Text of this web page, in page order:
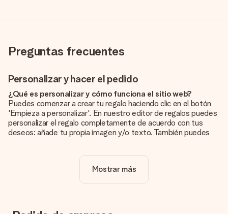
Preguntas frecuentes
Personalizar y hacer el pedido
¿Qué es personalizar y cómo funciona el sitio web?
Puedes comenzar a crear tu regalo haciendo clic en el botón
'Empieza a personalizar'. En nuestro editor de regalos puedes
personalizar el regalo completamente de acuerdo con tus
deseos: añade tu propia imagen y/o texto. También puedes
¿La personalización está incluida en el precio?
El precio que se muestra en el sitio web incluye la
¿Cómo puedo saber si mi imagen tiene la calidad
Mostrar más